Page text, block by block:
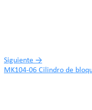
Siguiente →
MK104-06 Cilindro de